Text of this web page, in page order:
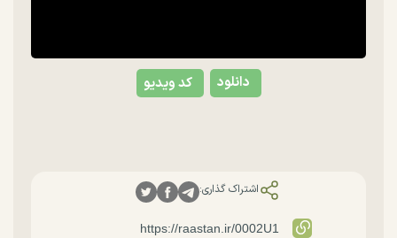
کد ویدیو دانلود
اشتراک گذاری: